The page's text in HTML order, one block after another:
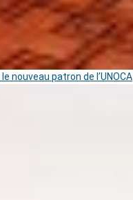
nouveau patron de l’UNOCA